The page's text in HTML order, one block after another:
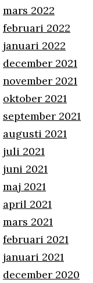
mars 2022
februari 2022
januari 2022
december 2021
november 2021
oktober 2021
september 2021
augusti 2021
juli 2021
juni 2021
maj 2021
april 2021
mars 2021
februari 2021
januari 2021
december 2020